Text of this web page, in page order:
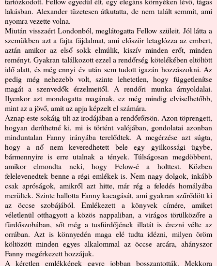
lakásban. Alexander tüzetesen átkutatta, de nem talált semmit, ami
nyomra vezette volna.
Miután visszaért Londonból, meglátogatta Fellow szüleit. Jól látta a
szemükben azt a fajta fájdalmat, ami először letaglózza az embert,
aztán amikor az első sokk elmúlik, kiszív minden erőt, minden
reményt. Gyakran találkozott ezzel a rendőrség kötelékében eltöltött
idő alatt, és még ennyi év után sem tudott igazán hozzászokni. Az
pedig még nehezebb volt, szinte lehetetlen, hogy függetlenítse
magát a szenvedők érzelmeitől. A rendőri munka árnyoldalai.
Ilyenkor azt mondogatta magának, ez még mindig elviselhetőbb,
mint az a jövő, amit az apja képzelt el számára.
Aznap este sokáig ült az irodájában a rendőrőrsön. Azon töprengett,
hogyan deríthetné ki, mi is történt valójában, gondolatai azonban
minduntalan Fanny irányába terelődtek. A megérzése azt súgta,
hogy a nő nem keveredhetett bele egy gyilkossági ügybe,
bármennyire is erre utalnak a tények. Túlságosan megdöbbent,
amikor elmondta neki, hogy Felow-é a holttest. Közben
felelevenedtek benne a régi emlékek is. Nem nagy dolgok, inkább
csak apróságok, amikről azt hitte, már rég a feledés homályába
merültek. Szinte hallotta Fanny kacagását, ami gyakran szűrődött ki
az öccse szobájából. Emlékezett a könyvek címére, amiket
véletlenül otthagyott a közös nappaliban, a virágos törülközőre a
fürdőszobában, sőt még a tusfürdőjének illatát is érezni vélte az
orrában. Azt is könnyedén maga elé tudta idézni, milyen öröm
költözött minden egyes alkalommal az öccse arcára, ahányszor
Fanny megérkezett hozzájuk.
A kéretlen emlékképek egyre jobban bosszantották. Mekkora